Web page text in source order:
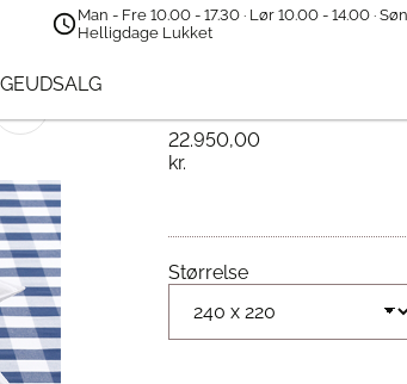
Man - Fre 10.00 - 17.30 · Lør 10.00 - 14.00 ·
Helligdage Lukket
Hästens
22.950,00
kr.
Størrelse